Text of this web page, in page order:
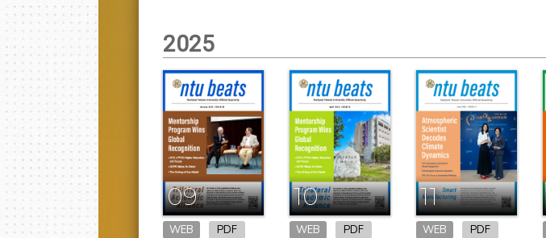
2025
09
WEB PDF
10
WEB PDF
11
WEB PDF